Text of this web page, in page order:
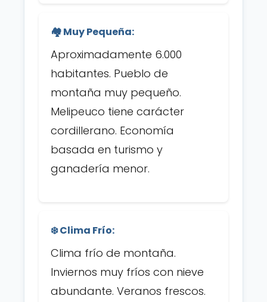
🏘️ Muy Pequeña:
Aproximadamente 6.000
habitantes. Pueblo de
montaña muy pequeño.
Melipeuco tiene carácter
cordillerano. Economía
basada en turismo y
ganadería menor.
❄️ Clima Frío:
Clima frío de montaña.
Inviernos muy fríos con nieve
abundante. Veranos frescos.